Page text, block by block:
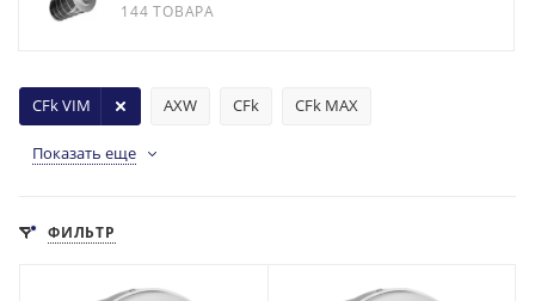
144 ТОВАРА
AXW CFk CFk MAX
CFk VIM
Показать еще
ФИЛЬТР